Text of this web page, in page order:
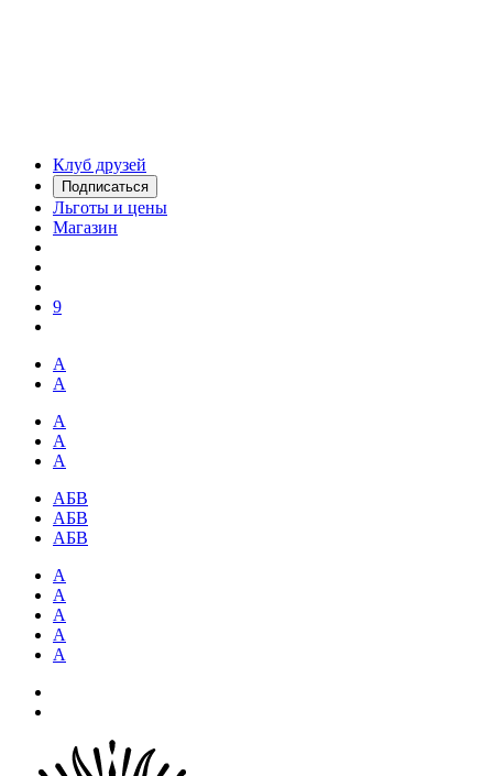
Клуб друзей
Подписаться
Льготы и цены
Магазин
9
А
А
А
А
А
АБВ
АБВ
АБВ
А
А
А
А
А